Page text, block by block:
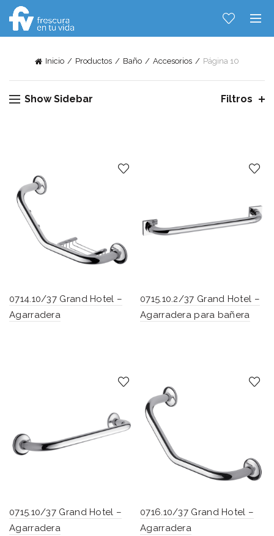
Inicio Productos Baño Accesorios Página 10
Show Sidebar Filtros
0714.10/37 Grand Hotel –
Agarradera
0715.10.2/37 Grand Hotel –
Agarradera para bañera
0715.10/37 Grand Hotel –
Agarradera
0716.10/37 Grand Hotel –
Agarradera